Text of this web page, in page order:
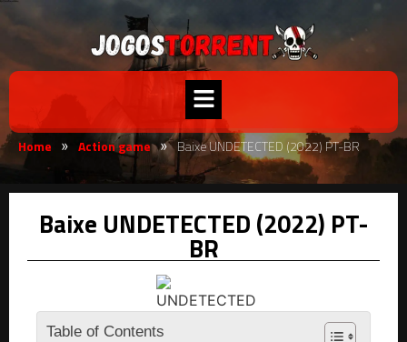
Home » Action game » Baixe UNDETECTED (2022) PT-BR
Baixe UNDETECTED (2022) PT-
BR
Table of Contents